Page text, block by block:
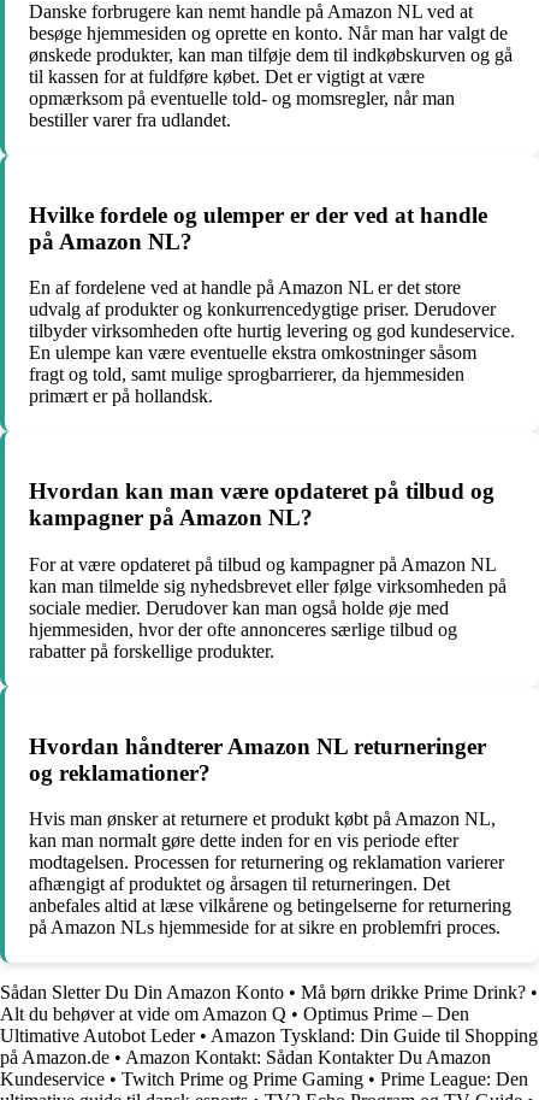
Danske forbrugere kan nemt handle på Amazon NL ved at
besøge hjemmesiden og oprette en konto. Når man har valgt de
ønskede produkter, kan man tilføje dem til indkøbskurven og gå
til kassen for at fuldføre købet. Det er vigtigt at være
opmærksom på eventuelle told- og momsregler, når man
bestiller varer fra udlandet.
Hvilke fordele og ulemper er der ved at handle
på Amazon NL?
En af fordelene ved at handle på Amazon NL er det store
udvalg af produkter og konkurrencedygtige priser. Derudover
tilbyder virksomheden ofte hurtig levering og god kundeservice.
En ulempe kan være eventuelle ekstra omkostninger såsom
fragt og told, samt mulige sprogbarrierer, da hjemmesiden
primært er på hollandsk.
Hvordan kan man være opdateret på tilbud og
kampagner på Amazon NL?
For at være opdateret på tilbud og kampagner på Amazon NL
kan man tilmelde sig nyhedsbrevet eller følge virksomheden på
sociale medier. Derudover kan man også holde øje med
hjemmesiden, hvor der ofte annonceres særlige tilbud og
rabatter på forskellige produkter.
Hvordan håndterer Amazon NL returneringer
og reklamationer?
Hvis man ønsker at returnere et produkt købt på Amazon NL,
kan man normalt gøre dette inden for en vis periode efter
modtagelsen. Processen for returnering og reklamation varierer
afhængigt af produktet og årsagen til returneringen. Det
anbefales altid at læse vilkårene og betingelserne for returnering
på Amazon NLs hjemmeside for at sikre en problemfri proces.
Sådan Sletter Du Din Amazon Konto • Må børn drikke Prime Drink? •
Alt du behøver at vide om Amazon Q • Optimus Prime – Den
Ultimative Autobot Leder• Amazon Tyskland: Din Guide til Shopping
på Amazon.de • Amazon Kontakt: Sådan Kontakter Du Amazon
Kundeservice • Twitch Prime og Prime Gaming • Prime League: Den